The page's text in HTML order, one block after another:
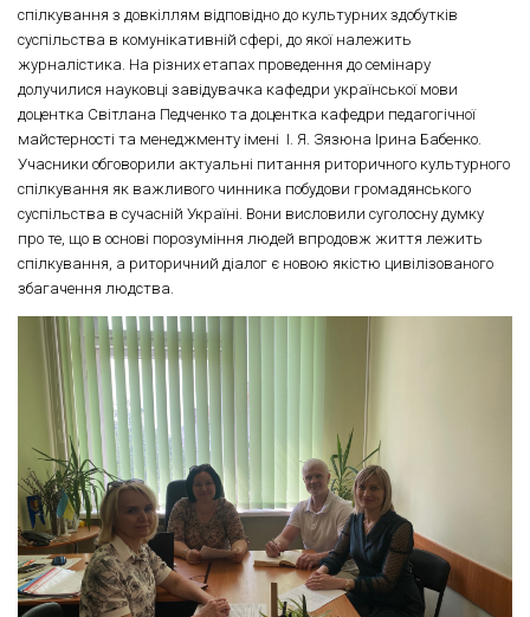
спілкування з довкіллям відповідно до культурних здобутків
суспільства в комунікативній сфері, до якої належить
журналістика. На різних етапах проведення до семінару
долучилися науковці завідувачка кафедри української мови
доцентка Світлана Педченко та доцентка кафедри педагогічної
майстерності та менеджменту імені І. Я. Зязюна Ірина Бабенко.
Учасники обговорили актуальні питання риторичного культурного
спілкування як важливого чинника побудови громадянського
суспільства в сучасній Україні. Вони висловили суголосну думку
про те, що в основі порозуміння людей впродовж життя лежить
спілкування, а риторичний діалог є новою якістю цивілізованого
збагачення людства.